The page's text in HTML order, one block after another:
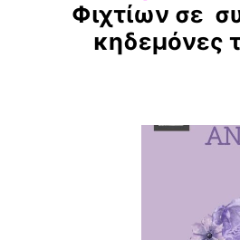
Φιχτίων σε
κηδεμόνες